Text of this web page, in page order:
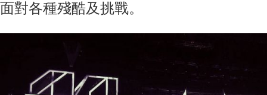
面對各種殘酷及挑戰。